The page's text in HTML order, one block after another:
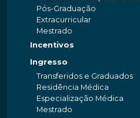
Pós-Graduação
Extracurricular
Mestrado
Incentivos
Ingresso
Transferidos e Graduados
Residência Médica
Especialização Médica
Mestrado